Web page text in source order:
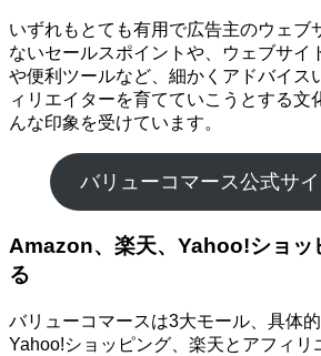
いずれもとても有用で広告主のウェブ
ないセールスポイントや、ウェブサイ
や便利ツールなど、細かくアドバイス
ィリエイターを育てていこうとする文
んな印象を受けています。
バリューコマース公式サ
Amazon、楽天、Yahoo!ショッ
る
バリューコマースは3大モール、具体的
Yahoo!ショッピング、楽天とアフィリ